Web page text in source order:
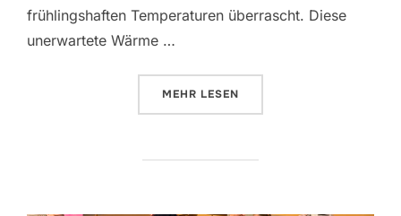
frühlingshaften Temperaturen überrascht. Diese
unerwartete Wärme …
MEHR ÜBER “GUSP – WILA 2024”
LESEN